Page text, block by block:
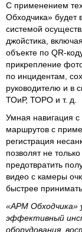
С применением
Обходчика» будет
системой
джойстика,
объекте по QR-
прикрепление
по инцидентам,
руководителю и
ТОиР, ТОРО и т. д.
Умная навигация с
маршрутов с
регистрация
позволят не
предотвратить
видео с камеры
быстрее
«АРМ Обходчика»
эффективный
оборудования,